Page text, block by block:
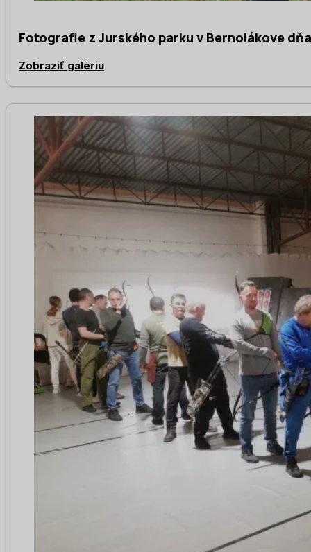
Fotografie z Jurského parku v Bernolákove
Zobraziť galériu